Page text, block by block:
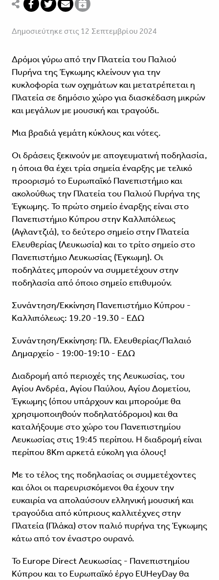
Δημοσιεύτηκε στις 12 Σεπτεμβρίου 2024
Δρόμοι γύρω από την Πλατεία του Παλιού
Πυρήνα της Έγκωμης κλείνουν για την
κυκλοφορία των οχημάτων και μετατρέπεται η
Πλατεία σε δημόσιο χώρο για διασκέδαση μικρών
και μεγάλων με μουσική και τραγούδι.
Μια βραδιά γεμάτη κύκλους και νότες.
Οι δράσεις ξεκινούν με απογευματινή ποδηλασία,
η όποια θα έχει τρία σημεία έναρξης με τελικό
προορισμό το Ευρωπαϊκό Πανεπιστήμιο και
ακολούθως την Πλατεία του Παλιού Πυρήνα της
Έγκωμης. Το πρώτο σημείο έναρξης είναι στο
Πανεπιστήμιο Κύπρου στην Καλλιπόλεως
(Αγλαντζιά), το δεύτερο σημείο στην Πλατεία
Ελευθερίας (Λευκωσία) και το τρίτο σημείο στο
Πανεπιστήμιο Λευκωσίας (Έγκωμη). Οι
ποδηλάτες μπορούν να συμμετέχουν στην
ποδηλασία από όποιο σημείο επιθυμούν.
Συνάντηση/Εκκίνηση Πανεπιστήμιο Κύπρου -
Καλλιπόλεως: 19.20 -19.30 - ΕΔΩ
Συνάντηση/Εκκίνηση: Πλ. Ελευθερίας/Παλαιό
Δημαρχείο - 19:00-19:10 - ΕΔΩ
Διαδρομή από περιοχές της Λευκωσίας, του
Αγίου Ανδρέα, Αγίου Παύλου, Αγίου Δομετίου,
Έγκωμης (όπου υπάρχουν και μπορούμε θα
χρησιμοποιηθούν ποδηλατόδρομοι) και θα
καταλήξουμε στο χώρο του Πανεπιστημίου
Λευκωσίας στις 19:45 περίπου. Η διαδρομή είναι
περίπου 8Km αρκετά εύκολη για όλους!
Με το τέλος της ποδηλασίας οι συμμετέχοντες
και όλοι οι παρευρισκόμενοι θα έχουν την
ευκαιρία να απολαύσουν ελληνική μουσική και
τραγούδια από κύπριους καλλιτέχνες στην
Πλατεία (Πλάκα) στον παλιό πυρήνα της Έγκωμης
κάτω από τον έναστρο ουρανό.
Το Europe Direct Λευκωσίας - Πανεπιστημίου
Κύπρου και το Ευρωπαϊκό έργο EUHeyDay θα